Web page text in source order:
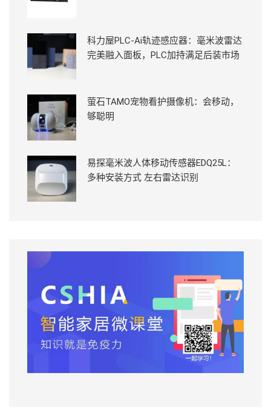
科力屋PLC-Ai轨迹感应器：毫米波雷达
完美融入面板，PLC加持满足后装市场
萤石TAMO宠物看护摄像机：会移动，
够聪明
易探毫米波人体移动传感器EDQ25L：
多种安装方式 左右雷达识别